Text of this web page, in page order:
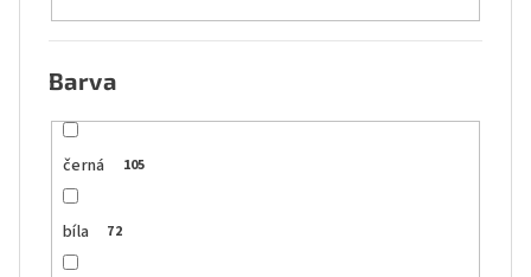
Barva
černá 105
bíla 72